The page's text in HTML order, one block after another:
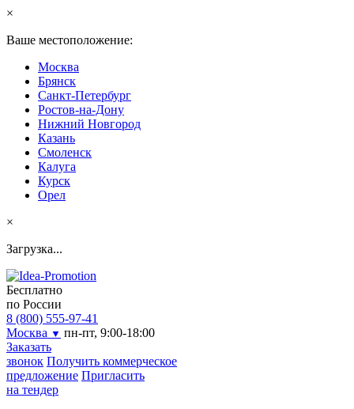
×
Ваше местоположение:
Москва
Брянск
Санкт-Петербург
Ростов-на-Дону
Нижний Новгород
Казань
Смоленск
Калуга
Курск
Орел
×
Загрузка...
Бесплатно
по России
8 (800) 555-97-41
Москва ▼ пн-пт, 9:00-18:00
Заказать
звонок Получить коммерческое
предложение Пригласить
на тендер